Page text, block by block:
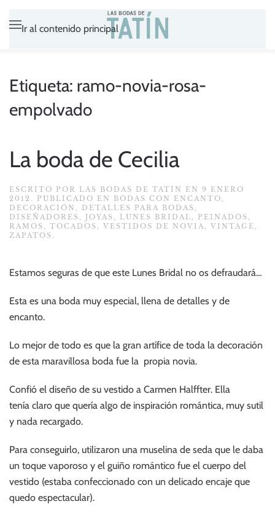
Ir al contenido principal
Etiqueta: ramo-novia-rosa-
empolvado
La boda de Cecilia
ESCRITO POR LAS BODAS DE TATÍN EN 9 ENERO
2012 . PUBLICADO EN BODAS CON ENCANTO ,
DECORACIÓN , DETALLES PARA BODAS ,
DISEÑADORES , JOYAS , LUNES BRIDAL , PEINADOS ,
RAMOS , TOCADOS , VESTIDOS DE NOVIA , VINTAGE ,
ZAPATOS .
Estamos seguras de que este Lunes Bridal no os defraudará…
Esta es una boda muy especial, llena de detalles y de
encanto.
Lo mejor de todo es que la gran artífice de toda la decoración
de esta maravillosa boda fue la propia novia.
Confió el diseño de su vestido a Carmen Halffter. Ella
tenía claro que quería algo de inspiración romántica, muy sutil
y nada recargado.
Para conseguirlo, utilizaron una muselina de seda que le daba
un toque vaporoso y el guiño romántico fue el cuerpo del
vestido (estaba confeccionado con un delicado encaje que
quedo espectacular).